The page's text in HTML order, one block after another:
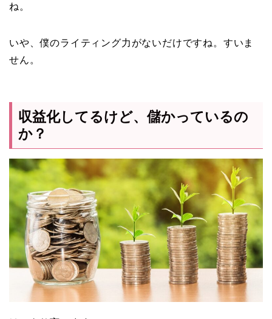
ね。
いや、僕のライティング力がないだけですね。すいま
せん。
収益化してるけど、儲かっているの
か？